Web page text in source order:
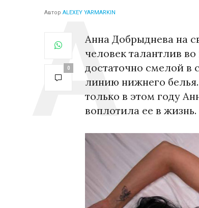
Автор ALEXEY YARMARKIN
0
Анна Добрыднева на
человек талантлив
достаточно смелой в
линию нижнего
только в этом году
воплотила ее в жизнь.